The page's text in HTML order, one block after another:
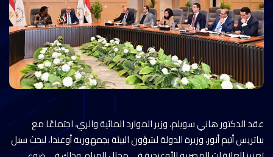
عقد الدكتور هاني سويلم، وزير الموارد المائية والري، اجتماعًا مع
بياتريس أتيم أنور، وزيرة الدولة لشؤون البيئة بجمهورية أوغندا، لبحث سبل